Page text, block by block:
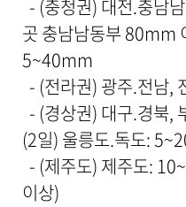
내
- (충청권) 대전.충남
곳 충남남동부 80mm
5~40mm
- (전라권) 광주.전남,
- (경상권) 대구.경북
(2일) 울릉도.독도:
- (제주도) 제주도:
이상)